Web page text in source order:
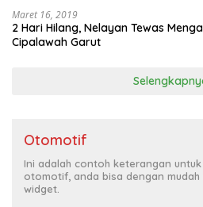
Maret 16, 2019
2 Hari Hilang, Nelayan Tewas
Cipalawah Garut
Otomotif
Ini adalah contoh keterangan
otomotif, anda bisa dengan mudah
widget.